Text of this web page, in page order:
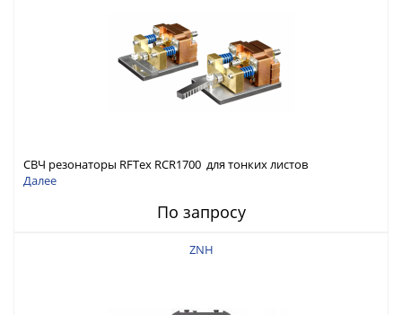
СВЧ резонаторы RFTex RCR1700 для тонких листов
Далее
По запросу
ZNH